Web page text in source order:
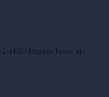
NBA Regular Tee ist ein